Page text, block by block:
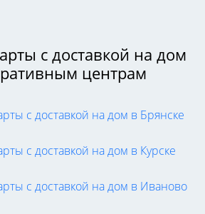
с доставкой на дом
центрам